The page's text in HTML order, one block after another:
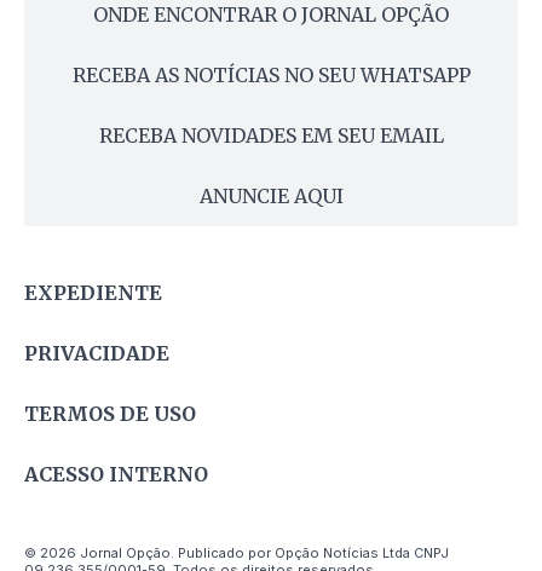
ONDE ENCONTRAR O JORNAL OPÇÃO
RECEBA AS NOTÍCIAS NO SEU WHATSAPP
RECEBA NOVIDADES EM SEU EMAIL
ANUNCIE AQUI
EXPEDIENTE
PRIVACIDADE
TERMOS DE USO
ACESSO INTERNO
© 2026 Jornal Opção. Publicado por Opção Notícias Ltda CNPJ